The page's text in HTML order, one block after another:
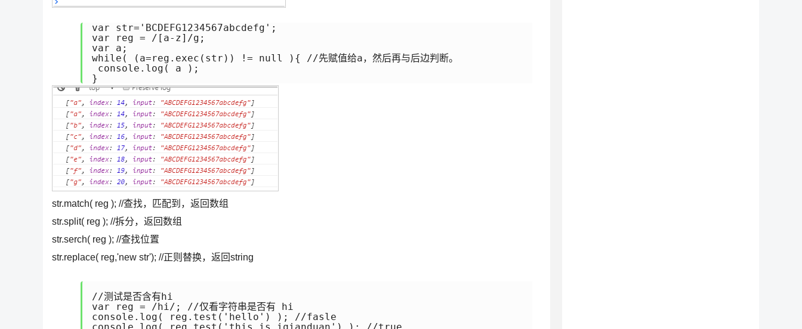
var str='BCDEFG1234567abcdefg';
var reg = /[a-z]/g;
var a;
while( (a=reg.exec(str)) != null ){ //先赋值给a，然后再与后边判断。
console.log( a );
str.match( reg ); //查找，匹配到，返回数组
str.split( reg ); //拆分，返回数组
str.serch( reg ); //查找位置
str.replace( reg,'new str'); //正则替换，返回string
//测试是否含有hi
var reg = /hi/; //仅看字符串是否有 hi
console.log( reg.test('hello') ); //fasle